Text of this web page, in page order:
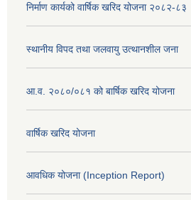
निर्माण कार्यको वार्षिक खरिद योजना २०८२-८३
स्थानीय विपद तथा जलवायु उत्थानशील जना
आ.व. २०८०/०८१ को बार्षिक खरिद योजना
वार्षिक खरिद योजना
आवधिक योजना (Inception Report)